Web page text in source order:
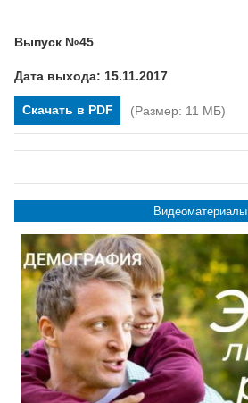
Выпуск №45
Дата выхода: 15.11.2017
Скачать в PDF (Размер: 11 МБ)
Видеоматериалы